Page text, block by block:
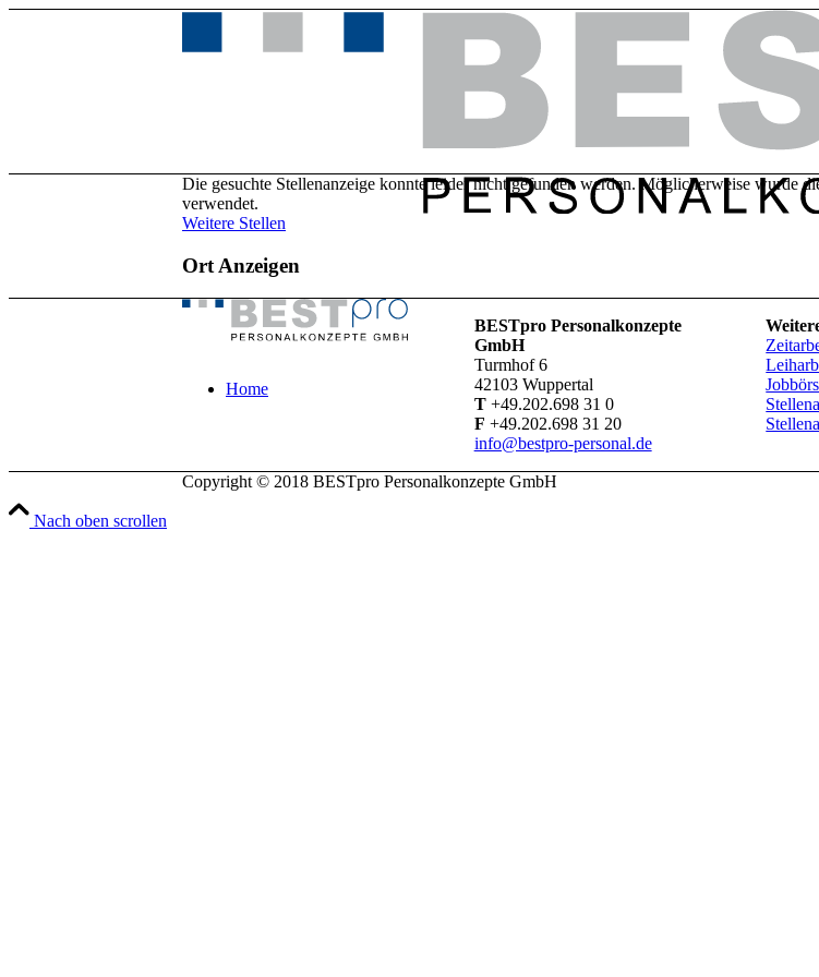
Home
Die gesuchte Stellenanzeige konnte leider nicht gefunden werden. Möglicherweise wurde
verwendet.
Weitere Stellen
Ort Anzeigen
BESTpro Personalkonzepte
GmbH
Turmhof 6
42103 Wuppertal
T+49.202.698 31 0
F +49.202.698 31 20
info@bestpro-personal.de
Copyright © 2018 BESTpro Personalkonzepte GmbH
Nach oben scrollen